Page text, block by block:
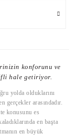
konforunu ve
hale getiriyor.
yolda olduklarını
gerçekler arasındadır.
konusunu es
en başta
en büyük